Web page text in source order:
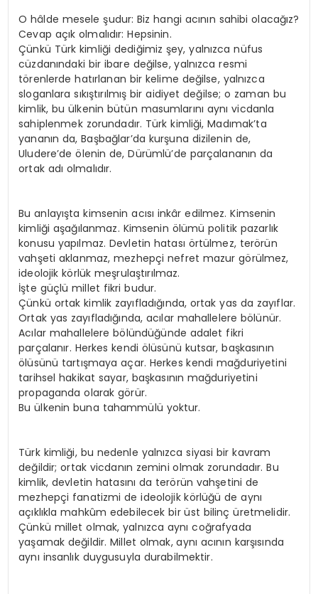
O hâlde mesele şudur: Biz hangi acının sahibi olacağız?
Cevap açık olmalıdır: Hepsinin.
Çünkü Türk kimliği dediğimiz şey, yalnızca nüfus
cüzdanındaki bir ibare değilse, yalnızca resmi
törenlerde hatırlanan bir kelime değilse, yalnızca
sloganlara sıkıştırılmış bir aidiyet değilse; o zaman bu
kimlik, bu ülkenin bütün masumlarını aynı vicdanla
sahiplenmek zorundadır. Türk kimliği, Madımak’ta
yananın da, Başbağlar’da kurşuna dizilenin de,
Uludere’de ölenin de, Dürümlü’de parçalananın da
ortak adı olmalıdır.
Bu anlayışta kimsenin acısı inkâr edilmez. Kimsenin
kimliği aşağılanmaz. Kimsenin ölümü politik pazarlık
konusu yapılmaz. Devletin hatası örtülmez, terörün
vahşeti aklanmaz, mezhepçi nefret mazur görülmez,
ideolojik körlük meşrulaştırılmaz.
İşte güçlü millet fikri budur.
Çünkü ortak kimlik zayıfladığında, ortak yas da zayıflar.
Ortak yas zayıfladığında, acılar mahallelere bölünür.
Acılar mahallelere bölündüğünde adalet fikri
parçalanır. Herkes kendi ölüsünü kutsar, başkasının
ölüsünü tartışmaya açar. Herkes kendi mağduriyetini
tarihsel hakikat sayar, başkasının mağduriyetini
propaganda olarak görür.
Bu ülkenin buna tahammülü yoktur.
Türk kimliği, bu nedenle yalnızca siyasi bir kavram
değildir; ortak vicdanın zemini olmak zorundadır. Bu
kimlik, devletin hatasını da terörün vahşetini de
mezhepçi fanatizmi de ideolojik körlüğü de aynı
açıklıkla mahkûm edebilecek bir üst bilinç üretmelidir.
Çünkü millet olmak, yalnızca aynı coğrafyada
yaşamak değildir. Millet olmak, aynı acının karşısında
aynı insanlık duygusuyla durabilmektir.